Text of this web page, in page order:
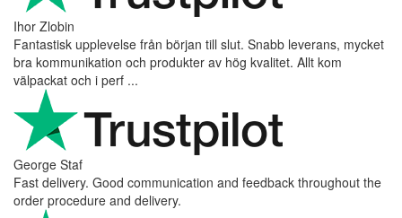
Ihor Zlobin
Fantastisk upplevelse från början till slut. Snabb leverans, mycket
bra kommunikation och produkter av hög kvalitet. Allt kom
välpackat och i perf ...
George Staf
Fast delivery. Good communication and feedback throughout the
order procedure and delivery.